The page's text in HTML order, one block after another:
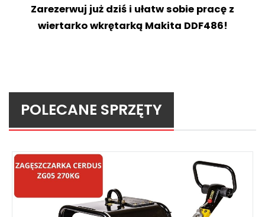
Zarezerwuj już dziś i ułatw sobie pracę z
wiertarko wkrętarką Makita DDF486!
POLECANE SPRZĘTY